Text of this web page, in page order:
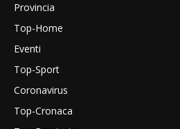
Provincia
Top-Home
Eventi
Top-Sport
Coronavirus
Top-Cronaca